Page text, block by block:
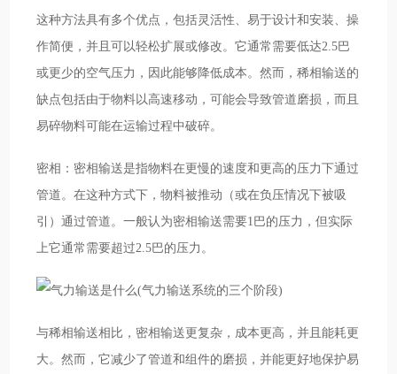
这种方法具有多个优点，包括灵活性、易于设计和安装、操
作简便，并且可以轻松扩展或修改。它通常需要低达2.5巴
或更少的空气压力，因此能够降低成本。然而，稀相输送的
缺点包括由于物料以高速移动，可能会导致管道磨损，而且
易碎物料可能在运输过程中破碎。
密相：密相输送是指物料在更慢的速度和更高的压力下通过
管道。在这种方式下，物料被推动（或在负压情况下被吸
引）通过管道。一般认为密相输送需要1巴的压力，但实际
上它通常需要超过2.5巴的压力。
与稀相输送相比，密相输送更复杂，成本更高，并且能耗更
大。然而，它减少了管道和组件的磨损，并能更好地保护易